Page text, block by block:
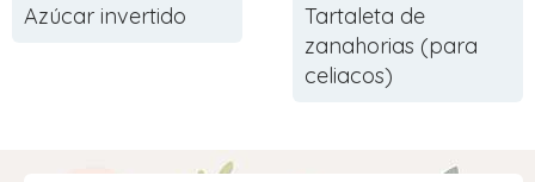
Azúcar invertido
Tartaleta de
zanahorias (para
celiacos)